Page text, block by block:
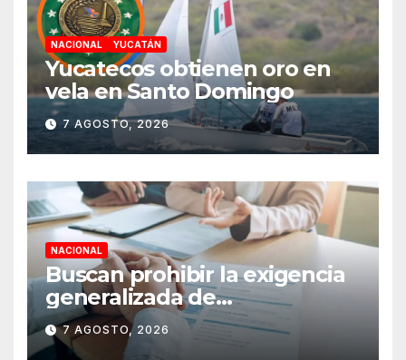
NACIONAL YUCATÁN
Yucatecos obtienen oro en
vela en Santo Domingo
7 AGOSTO, 2026
NACIONAL
Buscan prohibir la exigencia
generalizada de
antecedentes penales para
obtener empleo en México
7 AGOSTO, 2026